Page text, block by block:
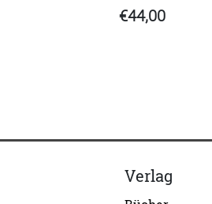
€44,00
Verlag